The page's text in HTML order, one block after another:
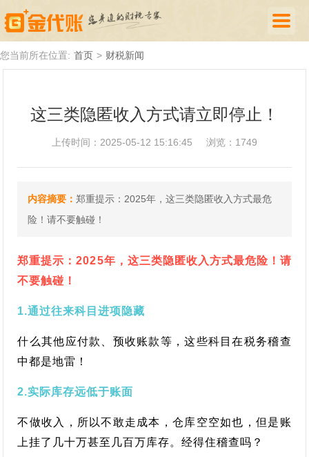
代理记账
厦门落户
关于我们
企业登录
您当前所在位置: 首页 > 财税新闻
这三类隐匿收入方式请立即停止！
上传时间：2025-05-12 15:16:45 浏览：1749
内容摘要：郑重提示：2025年，这三类隐匿收入方式最危
险！请不要触碰！
郑重提示：2025年，这三类隐匿收入方式最危险！请
不要触碰！
1.通过往来科目进项隐藏
什么其他应付款、预收账款等，这些科目在税务稽查
中都是地雷！
2.实际库存远低于账面
不做收入，所以不敢走成本，仓库空空如也，但是账
上挂了几十万甚至几百万库存。经得住稽查吗？